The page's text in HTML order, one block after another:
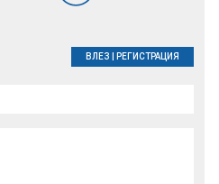
ВЛЕЗ РЕГИСТРАЦИЯ